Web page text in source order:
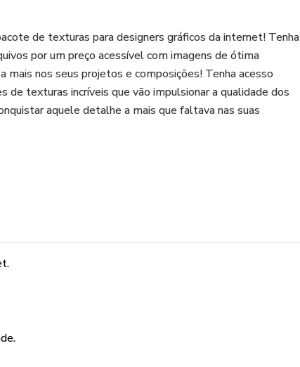
de texturas para designers gráficos da internet! Tenha
por um preço acessível com imagens de ótima
mais nos seus projetos e composições! Tenha acesso
de texturas incríveis que vão impulsionar a qualidade dos
aquele detalhe a mais que faltava nas suas